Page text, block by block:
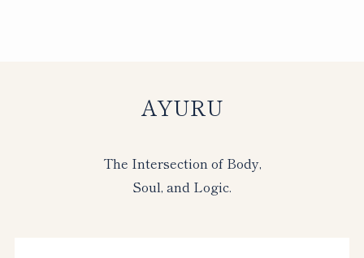
AYURU
The Intersection of Body,
Soul, and Logic.